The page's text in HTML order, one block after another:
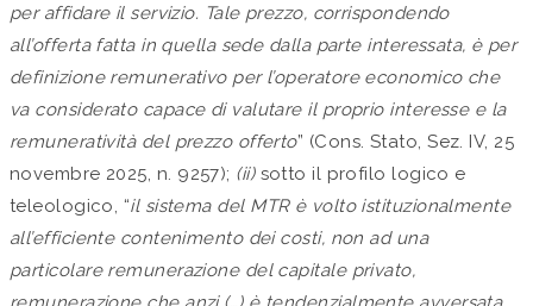
per affidare il servizio. Tale prezzo, corrispondendo
all’offerta fatta in quella sede dalla parte interessata, è per
definizione remunerativo per l’operatore economico che
va considerato capace di valutare il proprio interesse e la
remuneratività del prezzo offerto” (Cons. Stato, Sez. IV, 25
novembre 2025, n. 9257); (ii)sotto il profilo logico e
teleologico, “il sistema del MTR è volto istituzionalmente
all’efficiente contenimento dei costi, non ad una
particolare remunerazione del capitale privato,